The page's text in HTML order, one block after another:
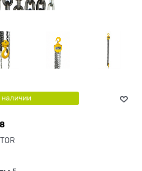
наличии
TOR